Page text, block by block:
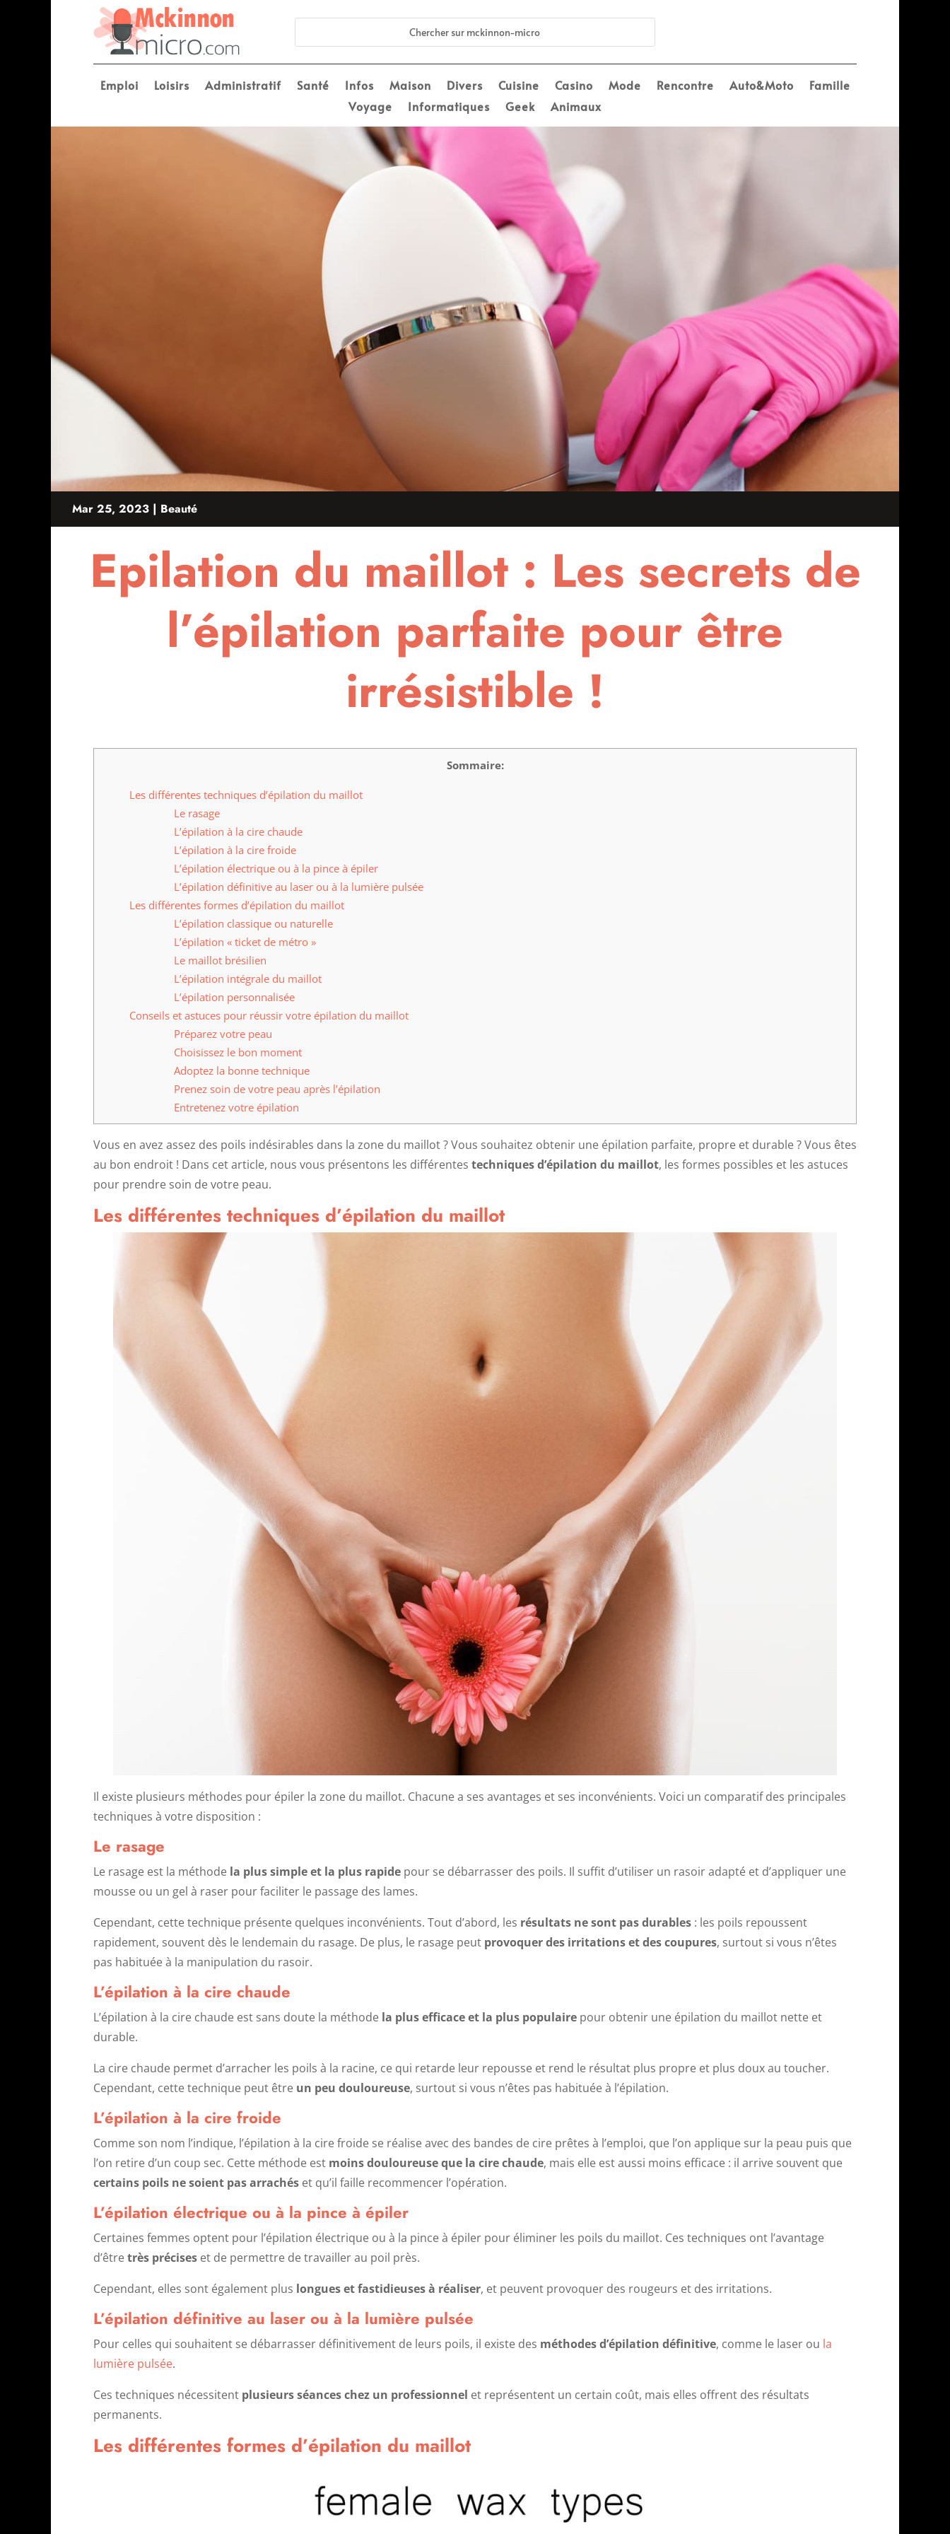
Emploi Loisirs Administratif Santé Infos Maison Divers Cuisine Casino Mode Rencontre Auto&Moto
Famille
Voyage
Informatiques Geek Animaux
Mar 25, 2023 | Beauté
Epilation du maillot : Les secrets de
l’épilation parfaite pour être
irrésistible !
Sommaire:
Les différentes techniques d’épilation du maillot
Le rasage
L’épilation à la cire chaude
L’épilation à la cire froide
L’épilation électrique ou à la pince à épiler
L’épilation définitive au laser ou à la lumière pulsée
Les différentes formes d’épilation du maillot
L’épilation classique ou naturelle
L’épilation « ticket de métro »
Le maillot brésilien
L’épilation intégrale du maillot
L’épilation personnalisée
Conseils et astuces pour réussir votre épilation du maillot
Préparez votre peau
Choisissez le bon moment
Adoptez la bonne technique
Prenez soin de votre peau après l’épilation
Entretenez votre épilation
Vous en avez assez des poils indésirables dans la zone du maillot ? Vous souhaitez obtenir une épilation parfaite, propre et durable ? Vous êtes
au bon endroit ! Dans cet article, nous vous présentons les différentes techniques d’épilation du maillot, les formes possibles et les astuces
pour prendre soin de votre peau.
Les différentes techniques d’épilation du maillot
Il existe plusieurs méthodes pour épiler la zone du maillot. Chacune a ses avantages et ses inconvénients. Voici un comparatif des principales
techniques à votre disposition :
Le rasage
Le rasage est la méthode la plus simple et la plus rapide pour se débarrasser des poils. Il suffit d’utiliser un rasoir adapté et d’appliquer une
mousse ou un gel à raser pour faciliter le passage des lames.
Cependant, cette technique présente quelques inconvénients. Tout d’abord, les résultats ne sont pas durables : les poils repoussent
rapidement, souvent dès le lendemain du rasage. De plus, le rasage peut provoquer des irritations et des coupures, surtout si vous n’êtes
pas habituée à la manipulation du rasoir.
L’épilation à la cire chaude
L’épilation à la cire chaude est sans doute la méthode la plus efficace et la plus populaire pour obtenir une épilation du maillot nette et
durable.
La cire chaude permet d’arracher les poils à la racine, ce qui retarde leur repousse et rend le résultat plus propre et plus doux au toucher.
Cependant, cette technique peut être un peu douloureuse, surtout si vous n’êtes pas habituée à l’épilation.
L’épilation à la cire froide
Comme son nom l’indique, l’épilation à la cire froide se réalise avec des bandes de cire prêtes à l’emploi, que l’on applique sur la peau puis que
l’on retire d’un coup sec. Cette méthode est moins douloureuse que la cire chaude, mais elle est aussi moins efficace : il arrive souvent que
certains poils ne soient pas arrachés et qu’il faille recommencer l’opération.
L’épilation électrique ou à la pince à épiler
Certaines femmes optent pour l’épilation électrique ou à la pince à épiler pour éliminer les poils du maillot. Ces techniques ont l’avantage
d’êtretrès précises et de permettre de travailler au poil près.
Cependant, elles sont également plus longues et fastidieuses à réaliser, et peuvent provoquer des rougeurs et des irritations.
L’épilation définitive au laser ou à la lumière pulsée
Pour celles qui souhaitent se débarrasser définitivement de leurs poils, il existe des méthodes d’épilation définitive, comme le laser ou la
lumière pulsée.
Ces techniques nécessitent plusieurs séances chez un professionnel et représentent un certain coût, mais elles offrent des résultats
permanents.
Les différentes formes d’épilation du maillot